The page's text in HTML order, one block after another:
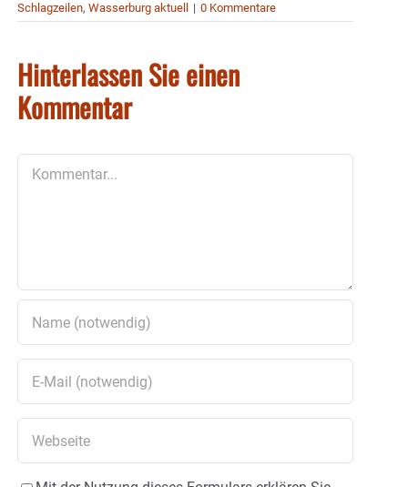
Schlagzeilen, Wasserburg aktuell | 0 Kommentare
Hinterlassen Sie einen
Kommentar